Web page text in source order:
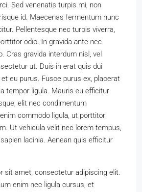
Sed venenatis turpis mi, non
id. Maecenas fermentum nunc
Pellentesque nec turpis viverra,
odio. In gravida ante nec
Cras gravida interdum nisl, vel
ut. Duis in erat quis dui
eu purus. Fusce purus ex, placerat
tempor ligula. Mauris eu efficitur
elit nec condimentum
commodo ligula, ut porttitor
Ut vehicula velit nec lorem tempus,
lacinia. Aenean quis efficitur
sit amet, consectetur adipiscing elit.
enim nec ligula cursus, et